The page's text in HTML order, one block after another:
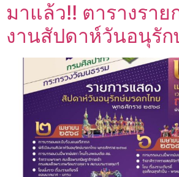
มาแล้ว!! ตารางราย
งานสัปดาห์วันอนุรัก